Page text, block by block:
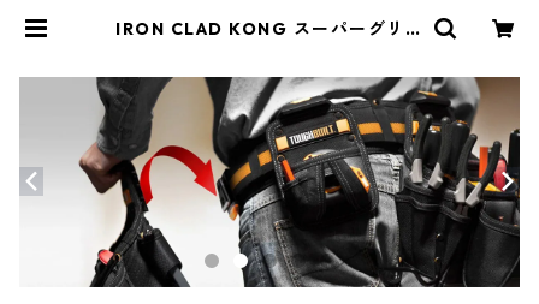
IRON CLAD KONG スーパーグリッ